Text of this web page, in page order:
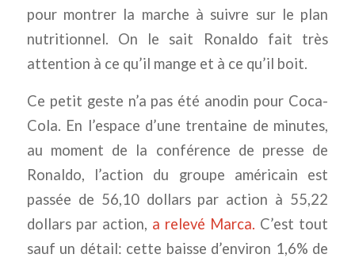
pour montrer la marche à suivre sur le plan
nutritionnel. On le sait Ronaldo fait très
attention à ce qu’il mange et à ce qu’il boit.
Ce petit geste n’a pas été anodin pour Coca-
Cola. En l’espace d’une trentaine de minutes,
au moment de la conférence de presse de
Ronaldo, l’action du groupe américain est
passée de 56,10 dollars par action à 55,22
dollars par action, a relevé Marca. C’est tout
sauf un détail: cette baisse d’environ 1,6% de